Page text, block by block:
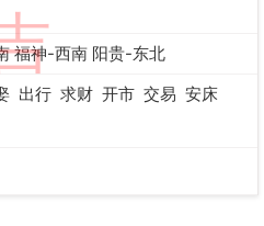
福神-西南 阳贵-东北
出行 求财 开市 交易 安床